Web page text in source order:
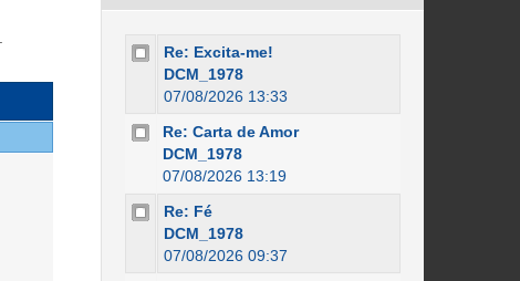
Re: Excita-me!
DCM_1978
07/08/2026 13:33
Re: Carta de Amor
DCM_1978
07/08/2026 13:19
Re: Fé
DCM_1978
07/08/2026 09:37